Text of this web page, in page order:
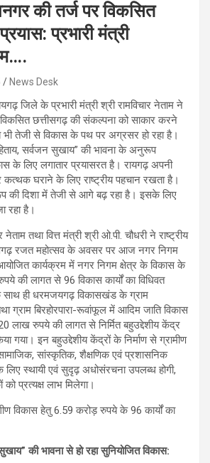
की तर्ज पर विकसित
प्रभारी मंत्री
News Desk
जिले के प्रभारी मंत्री श्री रामविचार नेताम ने
छत्तीसगढ़ की संकल्पना को साकार करने
भी तेजी से विकास के पथ पर अग्रसर हो रहा है।
सर्वजन सुखाय” की भावना के अनुरूप
के लिए लगातार प्रयासरत है। रायगढ़ अपनी
घराने के लिए राष्ट्रीय पहचान रखता है।
की दिशा में तेजी से आगे बढ़ रहा है। इसके लिए
रहा है।
नेताम तथा वित्त मंत्री श्री ओ.पी. चौधरी ने राष्ट्रीय
रजत महोत्सव के अवसर पर आज नगर निगम
कार्यक्रम में नगर निगम क्षेत्र के विकास के
की लागत से 96 विकास कार्यों का विधिवत
साथ ही धरमजयगढ़ विकासखंड के ग्राम
ग्राम बिरहोरपारा-रूवांफूल में आदिम जाति विकास
लाख रुपये की लागत से निर्मित बहुउद्देशीय केंद्र
गया। इन बहुउद्देशीय केंद्रों के निर्माण से ग्रामीण
सांस्कृतिक, शैक्षणिक एवं प्रशासनिक
लिए स्थायी एवं सुदृढ़ अधोसंरचना उपलब्ध होगी,
प्रत्यक्ष लाभ मिलेगा।
की भावना से हो रहा सुनियोजित विकास: